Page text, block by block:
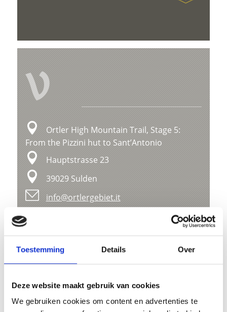
Toestemming Details Over
Deze website maakt gebruik van cookies
We gebruiken cookies om content en advertenties te
V
Ortler High Mountain Trail, Stage 5:
From the Pizzini hut to Sant’Antonio
Hauptstrasse 23
39029 Sulden
info@ortlergebiet.it
Ligging
Impressies